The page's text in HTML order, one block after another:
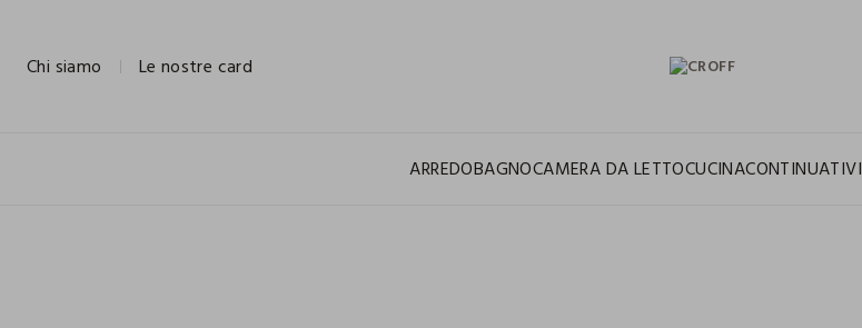
Chi siamo Le nostre card
ARREDOBAGNOCAMERA DA LETTOCUCINACONTINUATIVI